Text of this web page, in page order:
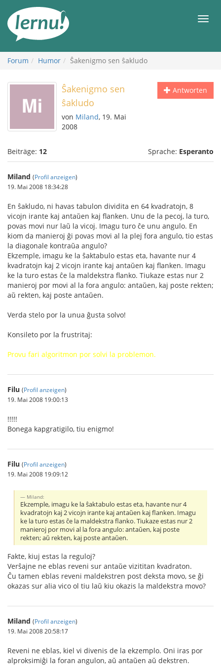
Inhalt
Forum Humor Ŝakenigmo sen ŝakludo
Antworten
Ŝakenigmo sen
ŝakludo
von Miland, 19. Mai
2008
Beiträge: 12 Sprache: Esperanto
Miland (Profil anzeigen)
19. Mai 2008 18:34:28
En ŝakludo, ni havas tabulon dividita en 64 kvadratojn, 8
vicojn irante kaj antaŭen kaj flanken. Unu de la pecoj, la turo,
povas movi nur laŭ la vicoj. Imagu turo ĉe unu angulo. En
kiom da manieroj ĝi povas movi al la plej fora angulo, tio estas
la diagonale kontraŭa angulo?
Ekzemple, imagu ke la ŝaktabulo estas eta, havante nur 4
kvadratojn kaj 2 vicojn irante kaj antaŭen kaj flanken. Imagu
ke la turo estas ĉe la maldekstra flanko. Tiukaze estas nur 2
manieroj por movi al la fora angulo: antaŭen, kaj poste rekten;
aŭ rekten, kaj poste antaŭen.
Verda stelo por la unua ĝusta solvo!
Konsileto por la frustritaj:
Provu fari algoritmon por solvi la problemon.
Filu (Profil anzeigen)
19. Mai 2008 19:00:13
!!!!!
Bonega kapgratigilo, tiu enigmo!
Filu (Profil anzeigen)
19. Mai 2008 19:09:12
Miland:
Ekzemple, imagu ke la ŝaktabulo estas eta, havante nur 4
kvadratojn kaj 2 vicojn irante kaj antaŭen kaj flanken. Imagu
ke la turo estas ĉe la maldekstra flanko. Tiukaze estas nur 2
manieroj por movi al la fora angulo: antaŭen, kaj poste
rekten; aŭ rekten, kaj poste antaŭen.
Fakte, kiuj estas la reguloj?
Verŝajne ne eblas reveni sur antaŭe vizititan kvadraton.
Ĉu tamen eblas reveni maldekstren post deksta movo, se ĝi
okazas sur alia vico ol tiu laŭ kiu okazis la maldekstra movo?
Miland (Profil anzeigen)
19. Mai 2008 20:58:17
Reveni ne eblas, kiel vi divenis de la ekzemplo. Oni iras por
alproksimiĝi la foran angulon, aŭ antaŭen aŭ dekstren.